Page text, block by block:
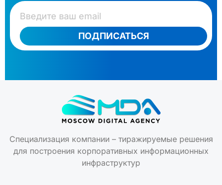
ПОДПИСАТЬСЯ
Специализация компании – тиражируемые решения
для построения корпоративных информационных
инфраструктур